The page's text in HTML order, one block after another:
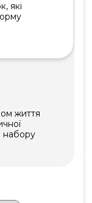
які
життя
набору